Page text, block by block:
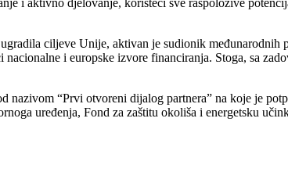
i aktivno djelovanje, koristeći sve raspoložive
ciljeve Unije, aktivan je sudionik međunarodnih
i europske izvore financiranja. Stoga, sa
nazivom “Prvi otvoreni dijalog partnera” na koje je
uređenja, Fond za zaštitu okoliša i energetsku